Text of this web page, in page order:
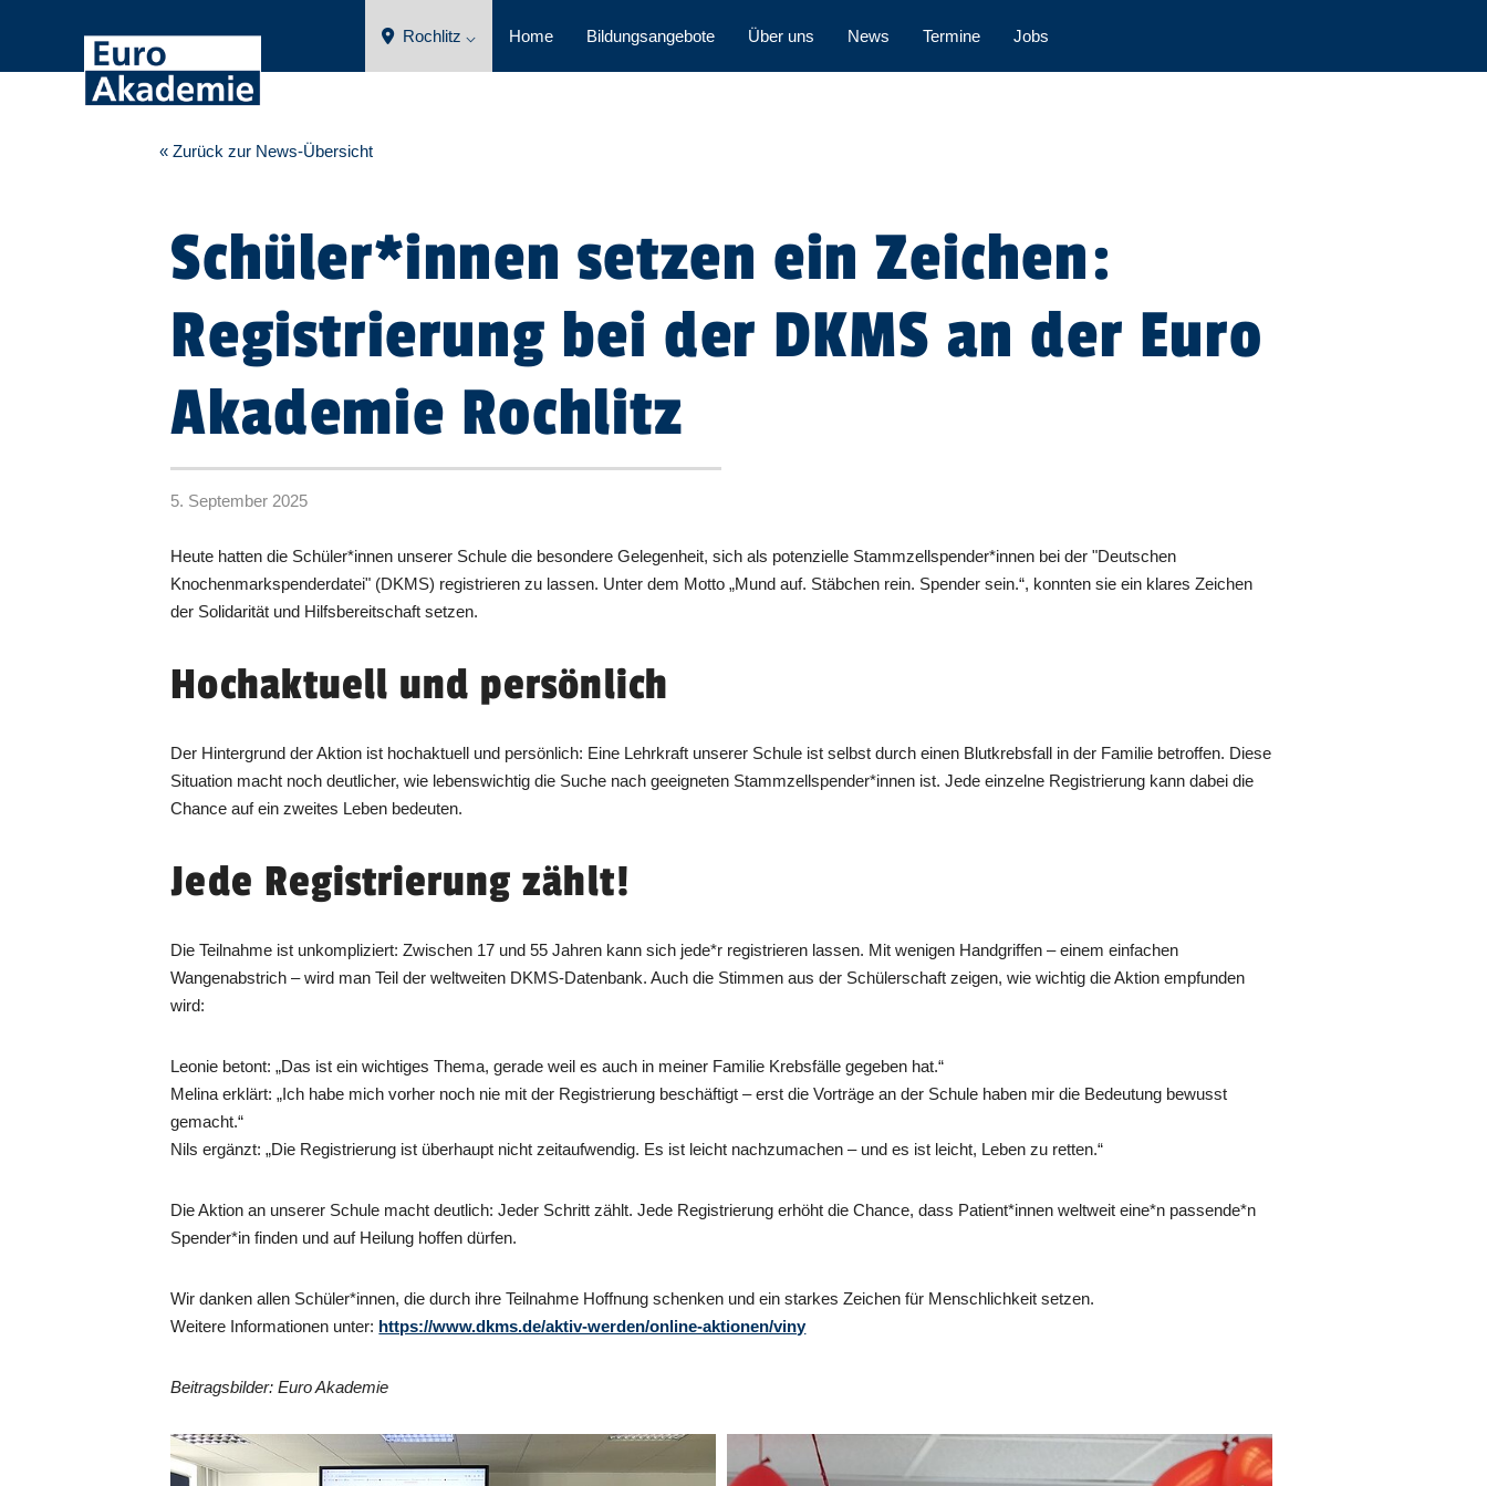
Rochlitz ⌵ Home Bildungsangebote Über uns News Termine Jobs
« Zurück zur News-Übersicht
Schüler*innen setzen ein Zeichen:
Registrierung bei der DKMS an der Euro
Akademie Rochlitz
5. September 2025
Heute hatten die Schüler*innen unserer Schule die besondere Gelegenheit, sich als potenzielle Stammzellspender*innen bei der "Deutschen
Knochenmarkspenderdatei" (DKMS) registrieren zu lassen. Unter dem Motto „Mund auf. Stäbchen rein. Spender sein.“, konnten sie ein klares Zeichen
der Solidarität und Hilfsbereitschaft setzen.
Hochaktuell und persönlich
Der Hintergrund der Aktion ist hochaktuell und persönlich: Eine Lehrkraft unserer Schule ist selbst durch einen Blutkrebsfall in der Familie betroffen. Diese
Situation macht noch deutlicher, wie lebenswichtig die Suche nach geeigneten Stammzellspender*innen ist. Jede einzelne Registrierung kann dabei die
Chance auf ein zweites Leben bedeuten.
Jede Registrierung zählt!
Die Teilnahme ist unkompliziert: Zwischen 17 und 55 Jahren kann sich jede*r registrieren lassen. Mit wenigen Handgriffen – einem einfachen
Wangenabstrich – wird man Teil der weltweiten DKMS-Datenbank. Auch die Stimmen aus der Schülerschaft zeigen, wie wichtig die Aktion empfunden
wird:
Leonie betont: „Das ist ein wichtiges Thema, gerade weil es auch in meiner Familie Krebsfälle gegeben hat.“
Melina erklärt: „Ich habe mich vorher noch nie mit der Registrierung beschäftigt – erst die Vorträge an der Schule haben mir die Bedeutung bewusst
gemacht.“
Nils ergänzt: „Die Registrierung ist überhaupt nicht zeitaufwendig. Es ist leicht nachzumachen – und es ist leicht, Leben zu retten.“
Die Aktion an unserer Schule macht deutlich: Jeder Schritt zählt. Jede Registrierung erhöht die Chance, dass Patient*innen weltweit eine*n passende*n
Spender*in finden und auf Heilung hoffen dürfen.
Wir danken allen Schüler*innen, die durch ihre Teilnahme Hoffnung schenken und ein starkes Zeichen für Menschlichkeit setzen.
Weitere Informationen unter: https://www.dkms.de/aktiv-werden/online-aktionen/viny
Beitragsbilder: Euro Akademie